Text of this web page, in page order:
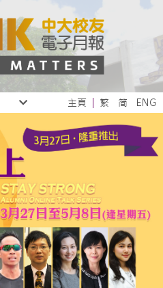
主頁 繁 简 ENG